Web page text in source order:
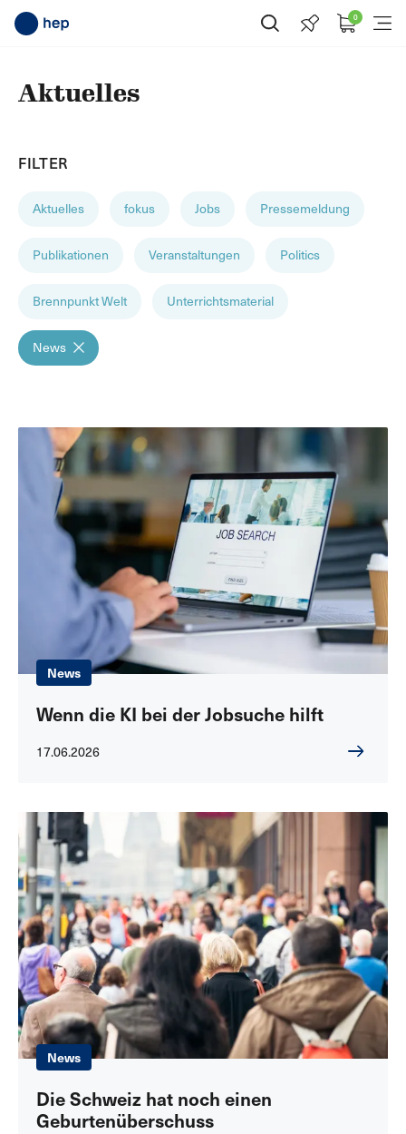
Suche öffnen 0
Aktuelles
FILTER
Aktuelles fokus Jobs Pressemeldung
Publikationen Veranstaltungen Politics
Brennpunkt Welt Unterrichtsmaterial
News
News
Wenn die KI bei der Jobsuche hilft
17.06.2026
News
Die Schweiz hat noch einen
Geburtenüberschuss